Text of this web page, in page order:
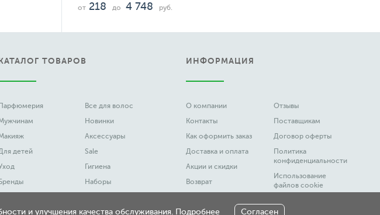
от 218 до 4 748 руб.
ТОВАРОВ
Парфюмерия
детей
Бренды
Все для волос
Новинки
Аксессуары
Sale
Гигиена
Наборы
ИНФОРМАЦИЯ
О компании
Контакты
Как оформить заказ
Доставка и оплата
Акции и скидки
Возврат
Новости
Отзывы
Поставщикам
Договор оферты
Политика
конфиденциальности
Использование
файлов cookie
и улучшения качества обслуживания. Подробнее Согласен